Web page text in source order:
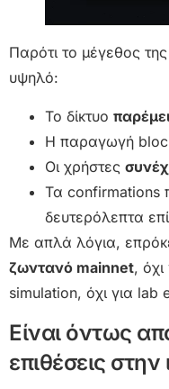
Παρότι το μέγεθος
υψηλό:
Το δίκτυο
Η παραγωγή
Οι χρήστες
Τα confirmations
δευτερόλεπτα
Με απλά λόγια,
ζωντανό mainnet,
simulation, όχι για lab
Είναι όντως
επιθέσεις στην